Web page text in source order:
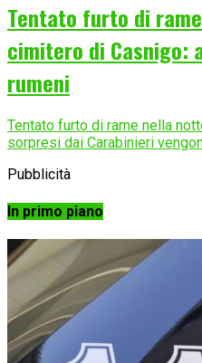
Tentato furto di
cimitero di Casnigo:
rumeni
Tentato furto di rame nella
sorpresi dai Carabinieri
Pubblicità
In primo piano